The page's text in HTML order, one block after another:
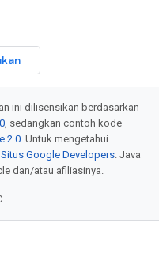
ini dilisensikan berdasarkan
, sedangkan contoh kode
2.0. Untuk mengetahui
Google Developers. Java
dan/atau afiliasinya.